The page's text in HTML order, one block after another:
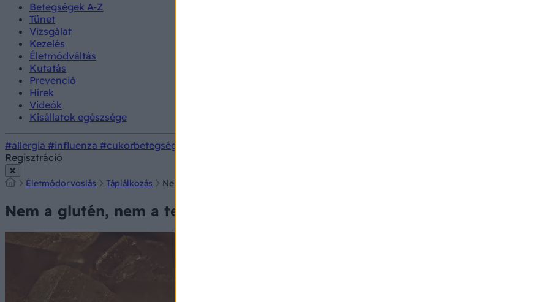
Betegségek A-Z
Tünet
Vizsgálat
Kezelés
Életmódváltás
Kutatás
Prevenció
Hírek
Videók
Kisállatok egészsége
#allergia #influenza #cukorbetegség
Regisztráció
Életmódorvoslás Táplálkozás Nem a glutén, nem a tej: ez a legrosszabb cukorfajta, ami puffaszt és tönkreteszi az emésztést
Nem a glutén, nem a tej: ez a legrosszabb cukorfajta, ami puffaszt és